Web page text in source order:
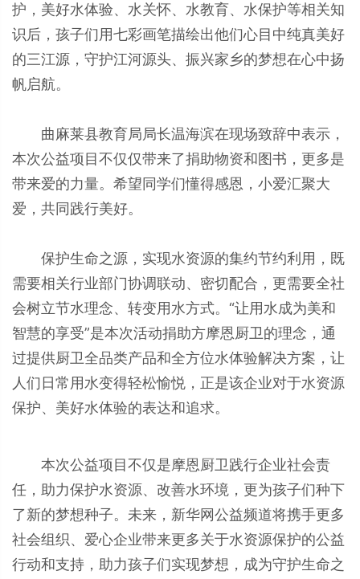
护，美好水体验、水关怀、水教育、水保护等相关知
识后，孩子们用七彩画笔描绘出他们心目中纯真美好
的三江源，守护江河源头、振兴家乡的梦想在心中扬
帆启航。
曲麻莱县教育局局长温海滨在现场致辞中表示，
本次公益项目不仅仅带来了捐助物资和图书，更多是
带来爱的力量。希望同学们懂得感恩，小爱汇聚大
爱，共同践行美好。
保护生命之源，实现水资源的集约节约利用，既
需要相关行业部门协调联动、密切配合，更需要全社
会树立节水理念、转变用水方式。“让用水成为美和
智慧的享受”是本次活动捐助方摩恩厨卫的理念，通
过提供厨卫全品类产品和全方位水体验解决方案，让
人们日常用水变得轻松愉悦，正是该企业对于水资源
保护、美好水体验的表达和追求。
本次公益项目不仅是摩恩厨卫践行企业社会责
任，助力保护水资源、改善水环境，更为孩子们种下
了新的梦想种子。未来，新华网公益频道将携手更多
社会组织、爱心企业带来更多关于水资源保护的公益
行动和支持，助力孩子们实现梦想，成为守护生命之